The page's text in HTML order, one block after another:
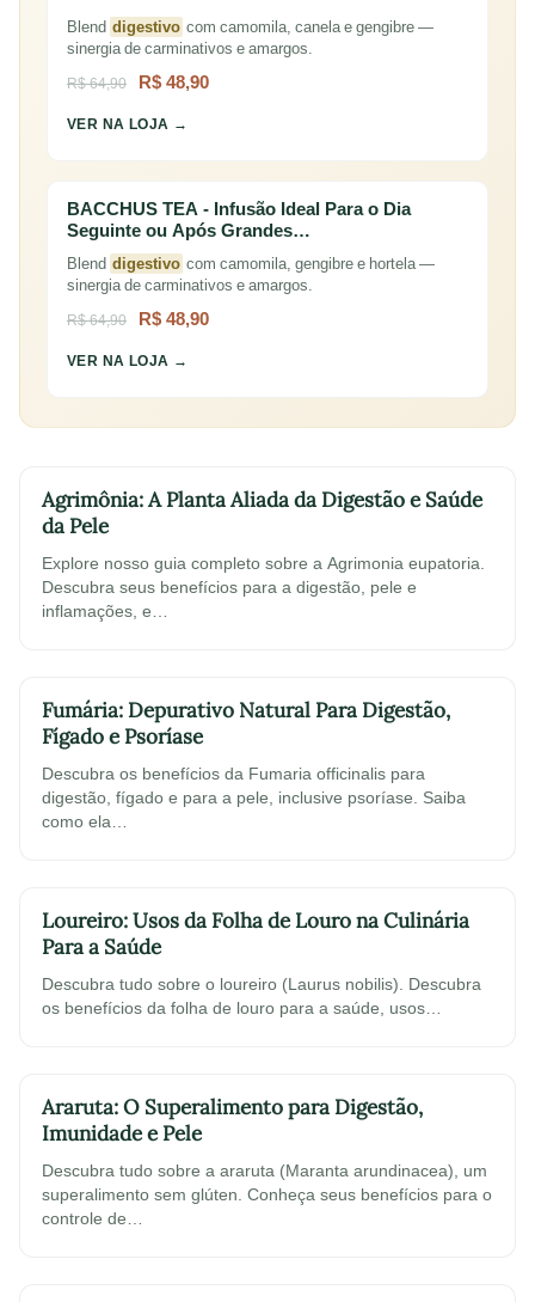
Blend digestivo com camomila, canela e gengibre —
sinergia de carminativos e amargos.
R$ 64,90
R$ 48,90
VER NA LOJA →
BACCHUS TEA - Infusão Ideal Para o Dia
Seguinte ou Após Grandes…
Blend digestivo com camomila, gengibre e hortela —
sinergia de carminativos e amargos.
R$ 64,90
R$ 48,90
VER NA LOJA →
Agrimônia: A Planta Aliada da Digestão e Saúde
da Pele
Explore nosso guia completo sobre a Agrimonia eupatoria.
Descubra seus benefícios para a digestão, pele e
inflamações, e…
Fumária: Depurativo Natural Para Digestão,
Fígado e Psoríase
Descubra os benefícios da Fumaria officinalis para
digestão, fígado e para a pele, inclusive psoríase. Saiba
como ela…
Loureiro: Usos da Folha de Louro na Culinária
Para a Saúde
Descubra tudo sobre o loureiro (Laurus nobilis). Descubra
os benefícios da folha de louro para a saúde, usos…
Araruta: O Superalimento para Digestão,
Imunidade e Pele
Descubra tudo sobre a araruta (Maranta arundinacea), um
superalimento sem glúten. Conheça seus benefícios para o
controle de…